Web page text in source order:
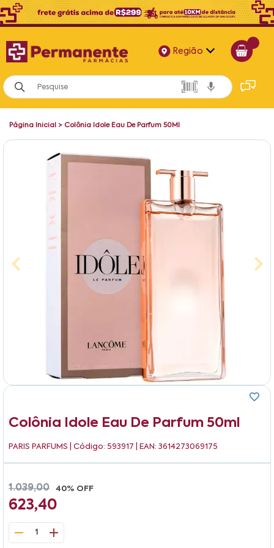
Região
Alagoas
Bahia
Página Inicial > Colônia Idole Eau De Parfum 50Ml
Colônia Idole Eau De Parfum 50ml
PARIS PARFUMS | Código: 593917 | EAN: 3614273069175
1.039,00 40% OFF
623,40
1